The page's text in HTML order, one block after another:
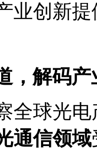
业创新
，解码
全球光
通信领域